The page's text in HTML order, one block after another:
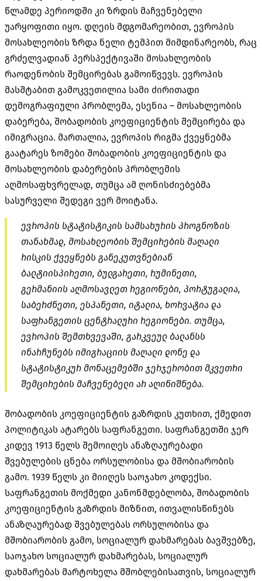
წლამდე პერიოდში კი ზრდის მაჩვენებელი
უარყოფითი იყო. დღეის მდგომარეობით, ევროპის
მოსახლეობის ზრდა ნელი ტემპით მიმდინარეობს, რაც
გრძელვადიან პერსპექტივაში მოსახლეობის
რაოდენობის შემცირებას გამოიწვევს. ევროპის
მასშტაბით გამოკვეთილია სამი ძირითადი
დემოგრაფიული პრობლემა, ესენია – მოსახლეობის
დაბერება, შობადობის კოეფიციენტის შემცირება და
იმიგრაცია. მართალია, ევროპის რიგმა ქვეყნებმა
გაატარეს ზომები შობადობის კოეფიციენტის და
მოსახლეობის დაბერების პრობლემის
აღმოსაფხვრელად, თუმცა ამ ღონისძიებებმა
სასურველი შედეგი ვერ მოიტანა.
ევროპის სტატისტიკის სამსახურის პროგნოზის
თანახმად, მოსახლეობის შემცირების მაღალი
რისკის ქვეყნებს განეკუთვნებიან
ბალტიისპირეთი, ბულგარეთი, რუმინეთი,
გერმანიის აღმოსავლეთ რეგიონები, პორტუგალია,
საბერძნეთი, ესპანეთი, იტალია, ხორვატია და
საფრანგეთის ცენტრალური რეგიონები. თუმცა,
ევროპის შემთხვევაში, გარკვეულ ბალანსს
ინარჩუნებს იმიგრაციის მაღალი დონე და
სტატისტიკურ მონაცემებში ჯერჯერობით მკვეთრი
შემცირების მაჩვენებელი არ აღინიშნება.
შობადობის კოეფიციენტის გაზრდის კუთხით, ქმედით
პოლიტიკას ატარებს საფრანგეთი. საფრანგეთში ჯერ
კიდევ 1913 წელს შემოიღეს ანაზღაურებადი
შვებულების ცნება ორსულობისა და მშობიარობის
გამო. 1939 წელს კი მიიღეს საოჯახო კოდექსი.
საფრანგეთის მოქმედი კანონმდებლობა, შობადობის
კოეფიციენტის გაზრდის მიზნით, ითვალისწინებს
ანაზღაურებად შვებულებას ორსულობისა და
მშობიარობის გამო, სოციალურ დახმარებას ბავშვებზე,
საოჯახო სოციალურ დახმარებას, სოციალურ
დახმარებას მარტოხელა მშობლებისათვის, სოციალურ